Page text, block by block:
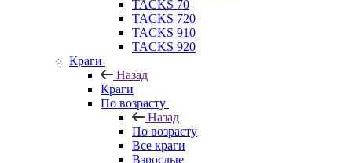
TACKS 70
TACKS 720
TACKS 910
TACKS 920
Краги
Назад
Краги
По возрасту
Назад
По возрасту
Все краги
Взрослые